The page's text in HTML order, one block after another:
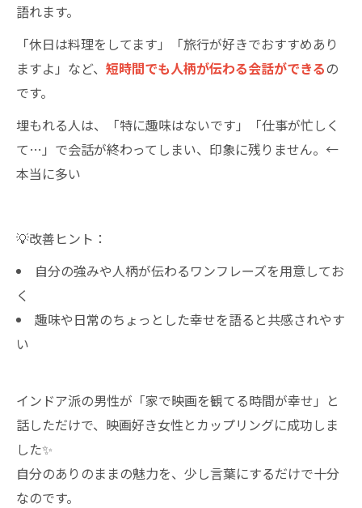
語れます。
「休日は料理をしてます」「旅行が好きでおすすめあり
ますよ」など、 短時間でも人柄が伝わる会話ができるの
です。
埋もれる人は、「特に趣味はないです」「仕事が忙しく
て…」で会話が終わってしまい、印象に残りません。←
本当に多い
💡改善ヒント：
自分の強みや人柄が伝わるワンフレーズを用意してお
く
趣味や日常のちょっとした幸せを語ると共感されやす
い
インドア派の男性が「家で映画を観てる時間が幸せ」と
話しただけで、映画好き女性とカップリングに成功しま
した✨
自分のありのままの魅力を、少し言葉にするだけで十分
なのです。